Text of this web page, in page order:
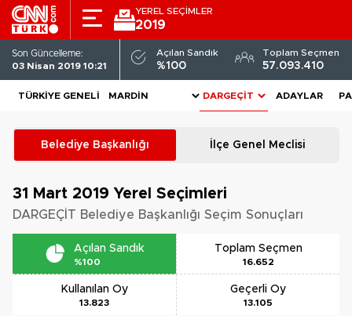
YEREL SEÇİMLER
2019
Son Güncelleme:
03 Nisan 2019 10:21
Açılan Sandık
%100
Toplam Seçmen
57.093.410
TÜRKIYE GENELI ADAYLAR
Belediye Başkanlığı İlçe Genel Meclisi
31 Mart 2019 Yerel Seçimleri
DARGEÇİT Belediye Başkanlığı Seçim Sonuçları
Açılan Sandık
%100
Toplam Seçmen
16.652
Kullanılan Oy
13.823
Geçerli Oy
13.105